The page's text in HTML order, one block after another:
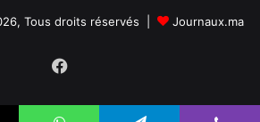
Tous droits réservés | Journaux.ma
Facebook